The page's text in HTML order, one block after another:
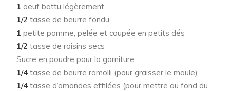
1 oeuf battu légèrement
1/2 tasse de beurre fondu
1 petite pomme, pelée et coupée en petits dés
1/2 tasse de raisins secs
Sucre en poudre pour la garniture
1/4 tasse de beurre ramolli (pour graisser le moule)
1/4 tasse d’amandes effilées (pour mettre au fond du